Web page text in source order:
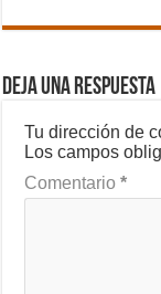
Deja una respuesta
Tu dirección de
Los campos
Comentario*